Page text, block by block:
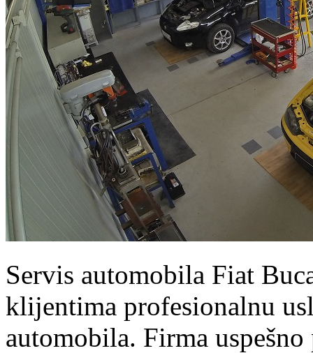
Servis automobila Fiat
klijentima profesionalnu
automobila. Firma